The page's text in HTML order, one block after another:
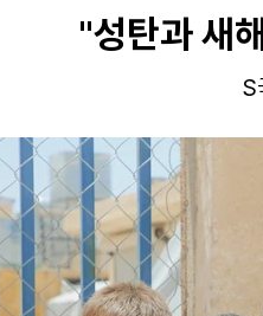
"성탄과 새
S